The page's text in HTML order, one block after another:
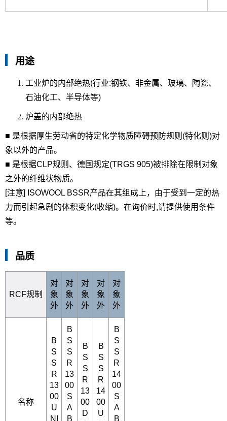
用途
工业炉的内部绝热(行业:钢铁、非金属、玻璃、陶瓷、
石油化工、半导体等)
炉盖的内部绝热
■ 是根据厚生劳动省的特定化学物质障碍预防规则(特化则)对
象以外的产品。
■ 是根据CLP规则、德国规定(TRGS 905)被排除在限制对象
之外的纤维状物质。
[注意] ISOWOOL BSSR产品在其组成上，由于受到一定的热
力而引起急剧的体积变化(收缩)。在询价时,请提供使用条件
等。
品质
RCF规制
对
象
外
对
象
外
对
象
外
对
象
外
对
象
外
名称
B
S
S
R
13
00
U
NI
B
S
S
R
13
00
S
A
B
B
S
S
R
13
00
D
B
S
S
R
14
00
U
B
S
S
R
14
00
S
A
B